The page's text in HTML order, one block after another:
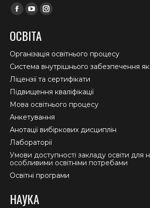
Find us on:
Facebook
opens
in
new
window
YouTube
opens
in
new
window
Instagram
in
new
window
ОСВІТА
Організація освітнього процесу
Система внутрішнього забезпечення
Ліцензії та сертифікати
Підвищення кваліфікації
Мова освітнього процесу
Анкетування
Анотації вибіркових дисциплін
Лабораторії
Умови доступності закладу освіти для
особливими освітніми потребами
Освітні програми
НАУКА